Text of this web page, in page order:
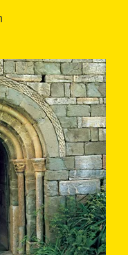
mit dem
werden, die
ist, die
aufweisen. Die
eine Figur der
von